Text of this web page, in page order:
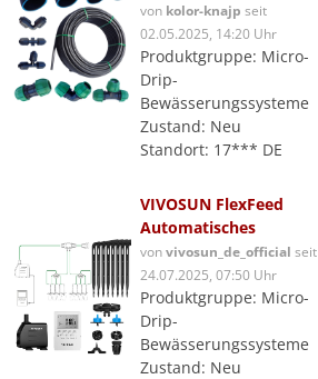
von kolor-knajp seit
02.05.2025, 14:20 Uhr
Produktgruppe: Micro-
Drip-
Bewässerungssysteme
Zustand: Neu
Standort: 17*** DE
VIVOSUN FlexFeed
Automatisches
vonvivosun_de_official seit
24.07.2025, 07:50 Uhr
Produktgruppe: Micro-
Drip-
Bewässerungssysteme
Zustand: Neu